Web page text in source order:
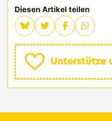
Diesen Artikel teilen